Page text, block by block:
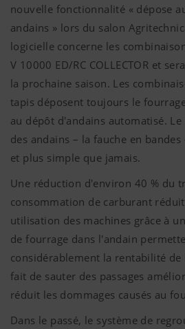
nouvelle fonctionnalité « dépose
andains » lors du salon
logicielle concerne les
V 10000 ED/RC COLLECTOR et
la prochaine saison. Les
tapis déposent toujours le
au dépôt d'andains automatisé.
des andains – la fauche en
et plus simple que jamais.
Une réduction d'environ 40 % du
consommation de carburant
utilisation des machines grâce à
de fourrage dans l'andain
considérablement la rentabilité de
fait de sauter des passages
réduit les dommages causés au
Dans le passé, le système de